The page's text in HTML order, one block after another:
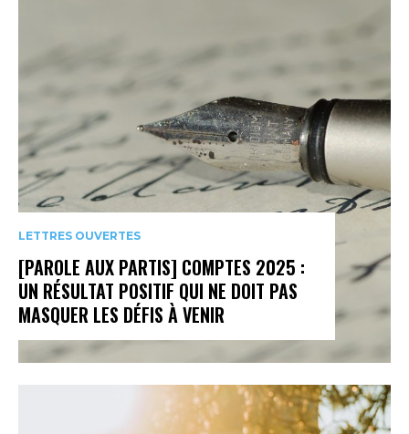
LETTRES OUVERTES
[PAROLE AUX PARTIS] COMPTES 2025 :
UN RÉSULTAT POSITIF QUI NE DOIT PAS
MASQUER LES DÉFIS À VENIR